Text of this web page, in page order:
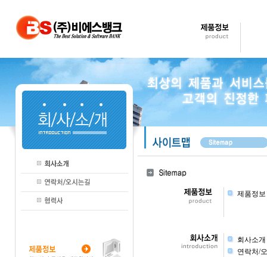
제품정보
회사소개
연락처/